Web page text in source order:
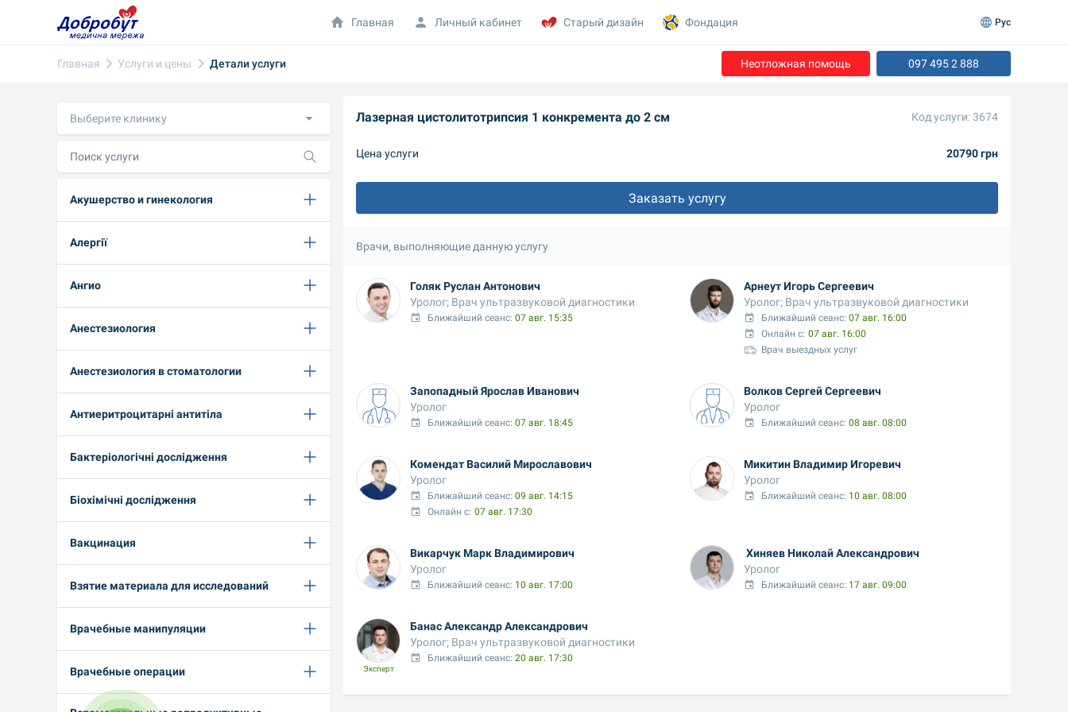
Главная Услуги и цены Детали услуги Неотложная помощь 097 495 2 888
Выберите клинику
Акушерство и гинекология
Алергії
Ангио
Анестезиология
Анестезиология в стоматологии
Антиеритроцитарні антитіла
Бактеріологічні дослідження
Біохімічні дослідження
Вакцинация
Взятие материала для исследований
Врачебные манипуляции
Врачебные операции
Лазерная цистолитотрипсия 1 конкремента до 2 см Код услуги: 3674
Цена услуги 20790 грн
Заказать услугу
Врачи, выполняющие данную услугу
Голяк Руслан Антонович
Уролог; Врач ультразвуковой диагностики
Ближайший сеанс: 07 авг. 15:35
Арнеут Игорь Сергеевич
Уролог; Врач ультразвуковой диагностики
Ближайший сеанс: 07 авг. 16:00
Онлайн с: 07 авг. 16:00
Врач выездных услуг
Запопадный Ярослав Иванович
Уролог
Ближайший сеанс: 07 авг. 18:45
Волков Сергей Сергеевич
Уролог
Ближайший сеанс: 08 авг. 08:00
Комендат Василий Мирославович
Уролог
Ближайший сеанс: 09 авг. 14:15
Онлайн с: 07 авг. 17:30
Микитин Владимир Игоревич
Уролог
Ближайший сеанс: 10 авг. 08:00
Викарчук Марк Владимирович
Уролог
Ближайший сеанс: 10 авг. 17:00
Хиняев Николай Александрович
Уролог
Ближайший сеанс: 17 авг. 09:00
Эксперт
Банас Александр Александрович
Уролог; Врач ультразвуковой диагностики
Ближайший сеанс: 20 авг. 17:30
Главная Личный кабинет Старый дизайн Фондация Рус